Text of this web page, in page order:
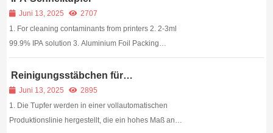
Im Allgemeinen wird der Schaum, den wir am
häufigsten verwenden, als hochdicht eingestuft...
Juni 13, 2025
2707
1. For cleaning contaminants from printers 2. 2-3ml
99.9% IPA solution 3. Aluminium Foil Packing
Decription Medietch IPA Snap Swabs are
specially&nbs...
Reinigungsstäbchen für
Großformatdrucker
Juni 13, 2025
2895
1. Die Tupfer werden in einer vollautomatischen
Produktionslinie hergestellt, die ein hohes Maß an